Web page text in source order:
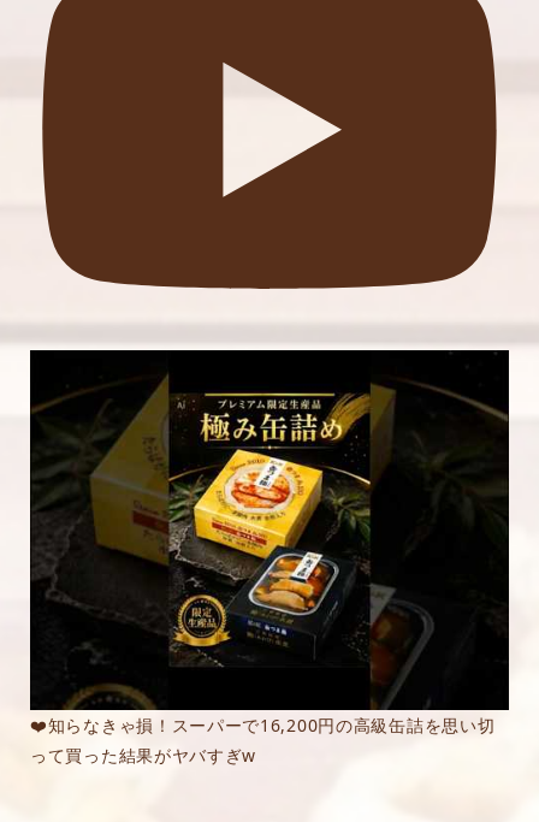
❤️知らなきゃ損！スーパーで16,200円の高級缶詰を思い切
って買った結果がヤバすぎw